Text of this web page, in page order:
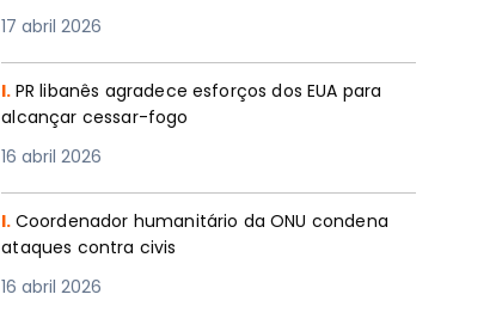
17 abril 2026
I. PR libanês agradece esforços dos EUA para
alcançar cessar-fogo
16 abril 2026
I. Coordenador humanitário da ONU condena
ataques contra civis
16 abril 2026